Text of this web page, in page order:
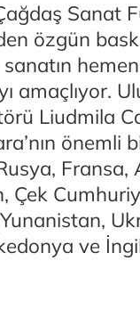
Sanat
özgün
hemen
amaçlıyor.
Liudmila
Çek
ve